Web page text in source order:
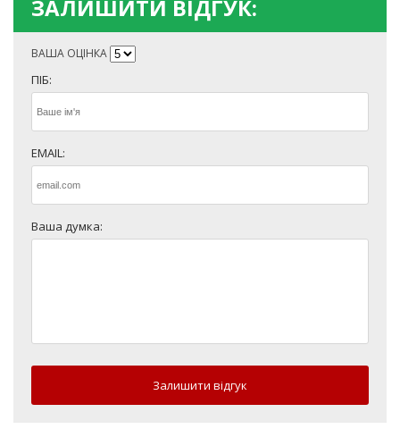
ЗАЛИШИТИ ВІДГУК:
ВАША ОЦІНКА
ПІБ:
EMAIL:
Ваша думка:
Залишити відгук